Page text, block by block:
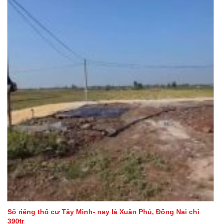
Sổ riêng thổ cư Tây Minh- nay là Xuân Phú, Đồng Nai chỉ
390tr